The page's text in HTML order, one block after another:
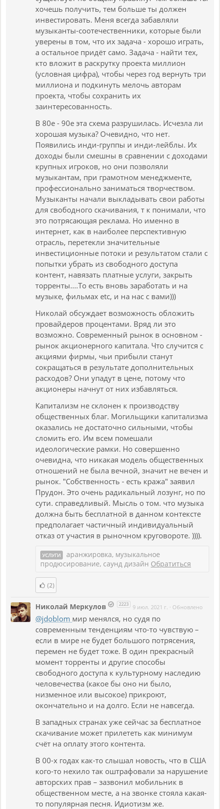
хочешь получить, тем больше ты должен
инвестировать. Меня всегда забавляли
музыканты-соотечественники, которые были
уверены в том, что их задача - хорошо играть,
а остальное придёт само. Задача - найти тех,
кто вложит в раскрутку проекта миллион
(условная цифра), чтобы через год вернуть три
миллиона и подкинуть мелочь авторам
проекта, чтобы сохранить их
заинтересованность.
В 80е - 90е эта схема разрушилась. Исчезла ли
хорошая музыка? Очевидно, что нет.
Появились инди-группы и инди-лейблы. Их
доходы были смешны в сравнении с доходами
крупных игроков, но они позволяли
музыкантам, при грамотном менеджменте,
профессионально заниматься творчеством.
Музыканты начали выкладывать свои работы
для свободного скачивания, т к понимали, что
это потрясающая реклама. Но именно в
интернет, как в наиболее перспективную
отрасль, перетекли значительные
инвестиционные потоки и результатом стали с
попытки убрать из свободного доступа
контент, навязать платные услуги, закрыть
торренты....То есть вновь заработать и на
музыке, фильмах etc, и на нас с вами)))
Николай обсуждает возможность обложить
провайдеров процентами. Вряд ли это
возможно. Современный рынок в основном -
рынок акционерного капитала. Что случится с
акциями фирмы, чьи прибыли станут
сокращаться в результате дополнительных
расходов? Они упадут в цене, потому что
акционеры начнут от них избавляться.
Капитализм не склонен к производству
общественных благ. Могильщики капитализма
оказались не достаточно сильными, чтобы
сломить его. Им всем помешали
идеологические рамки. Но совершенно
очевидна, что никакая модель общественных
отношений не была вечной, значит не вечен и
рынок. "Собственность - есть кража" заявил
Прудон. Это очень радикальный лозунг, но по
сути. справедливый. Мысль о том. что музыка
должна быть бесплатной в данном контексте
предполагает частичный индивидуальный
отказ от участия в рыночном круговороте. )))).
УСЛУГИ
аранжировка, музыкальное
продюсирование, саунд дизайн Обратиться
(2)
Николай Меркулов 2223 9 июл. 2021 г. · Обновлено
@jdoblom мир менялся, но судя по
современным тенденциям что-то чувствую –
если в мире не будет большого потрясения,
перемен не будет тоже. В один прекрасный
момент торренты и другие способы
свободного доступа к культурному наследию
человечества (какое бы оно ни было,
низменное или высокое) прикроют,
окончательно и на долго. Если не навсегда.
В западных странах уже сейчас за бесплатное
скачивание может прилететь как минимум
счёт на оплату этого контента.
В 00-х годах как-то слышал новость, что в США
кого-то нехило так оштрафовали за нарушение
авторских прав – зазвонил мобильник в
общественном месте, а на звонке стояла какая-
то популярная песня. Идиотизм же.